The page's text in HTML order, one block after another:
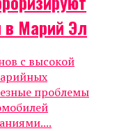
в Марий Эл
с высокой
проблемы